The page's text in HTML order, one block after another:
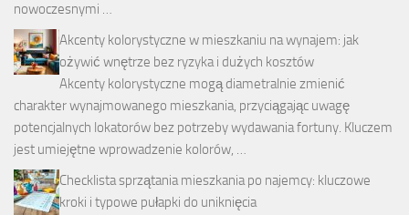
nowoczesnymi …
Akcenty kolorystyczne w mieszkaniu na wynajem: jak
ożywić wnętrze bez ryzyka i dużych kosztów
Akcenty kolorystyczne mogą diametralnie zmienić
charakter wynajmowanego mieszkania, przyciągając uwagę
potencjalnych lokatorów bez potrzeby wydawania fortuny. Kluczem
jest umiejętne wprowadzenie kolorów, …
Checklista sprzątania mieszkania po najemcy: kluczowe
kroki i typowe pułapki do uniknięcia